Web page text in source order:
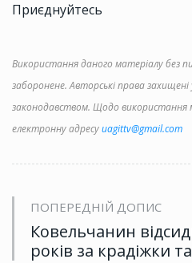
Приєднуйтесь
Використання даного матеріалу без
заборонене. Авторські права
законодавством. Щодо використання
електронну адресуuagittv@gmail.com
ПОПЕРЕДНІЙ ДОПИС
Ковельчанин
років за крадіжки